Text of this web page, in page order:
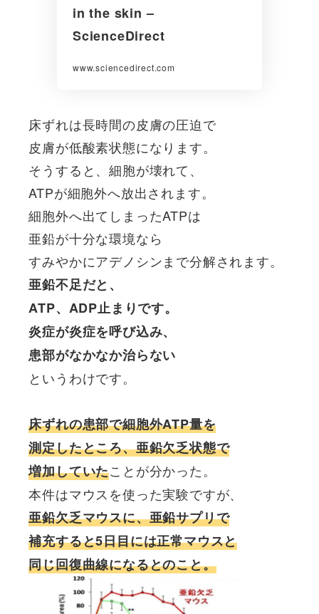
in the skin –
ScienceDirect
www.sciencedirect.com
床ずれは長時間の皮膚の圧迫で
皮膚が低酸素状態になります。
そうすると、細胞が壊れて、
ATPが細胞外へ放出されます。
細胞外へ出てしまったATPは
亜鉛が十分な環境なら
すみやかにアデノシンまで分解されます。
亜鉛不足だと、
ATP、ADP止まりです。
炎症が炎症を呼び込み、
患部がなかなか治らない
というわけです。
床ずれの患部で細胞外ATP量を
測定したところ、亜鉛欠乏状態で
増加していたことが分かった。
本件はマウスを使った実験ですが、
亜鉛欠乏マウスに、亜鉛サプリで
補充すると5日目には正常マウスと
同じ回復曲線になるとのこと。